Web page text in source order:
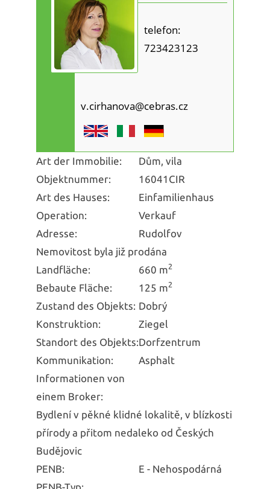
telefon:
723423123
v.cirhanova@cebras.cz
Art der Immobilie:
Dům, vila
Objektnummer:
16041CIR
Art des Hauses:
Einfamilienhaus
Operation:
Verkauf
Adresse:
Rudolfov
Nemovitost byla již prodána
Landfläche:
660 m2
Bebaute Fläche: 125 m2
Zustand des Objekts: Dobrý
Konstruktion:
Ziegel
Standort des Objekts:Dorfzentrum
Kommunikation:
Asphalt
Informationen von
einem Broker:
Bydlení v pěkné klidné lokalitě, v blízkosti
přírody a přitom nedaleko od Českých
Budějovic
PENB:
E - Nehospodárná